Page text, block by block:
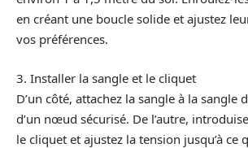
en créant une boucle solide et ajustez
vos préférences.
3. Installer la sangle et le cliquet
D’un côté, attachez la sangle à la sangle
d’un nœud sécurisé. De l’autre,
le cliquet et ajustez la tension jusqu’à ce